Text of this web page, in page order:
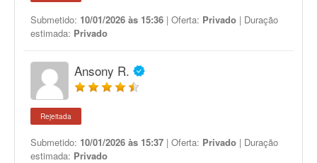
Submetido: 10/01/2026 às 15:36 | Oferta: Privado | Duração
estimada: Privado
Ansony R.
Rejeitada
Submetido: 10/01/2026 às 15:37 | Oferta: Privado | Duração
estimada: Privado